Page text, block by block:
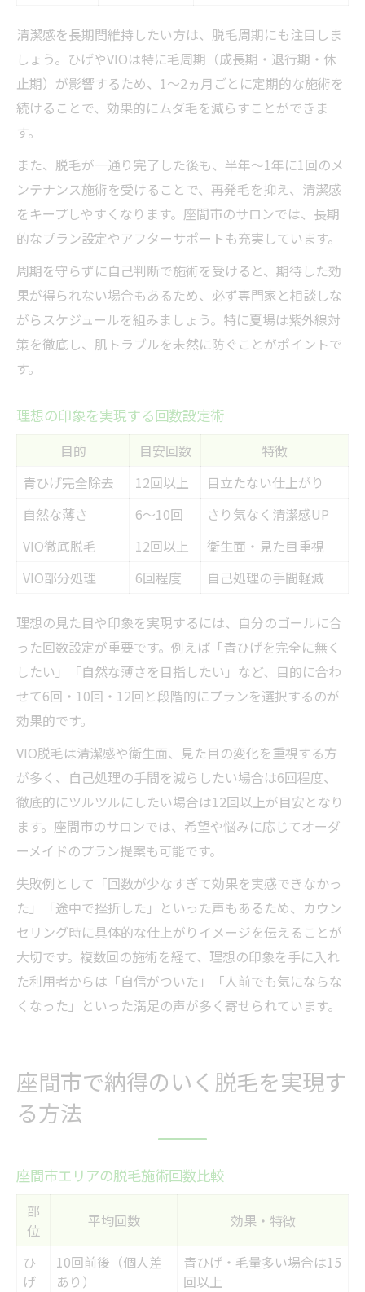
清潔感を長期間維持したい方は、脱毛周期にも注目しま
しょう。ひげやVIOは特に毛周期（成長期・退行期・休
止期）が影響するため、1～2ヵ月ごとに定期的な施術を
続けることで、効果的にムダ毛を減らすことができま
す。
また、脱毛が一通り完了した後も、半年～1年に1回のメ
ンテナンス施術を受けることで、再発毛を抑え、清潔感
をキープしやすくなります。座間市のサロンでは、長期
的なプラン設定やアフターサポートも充実しています。
周期を守らずに自己判断で施術を受けると、期待した効
果が得られない場合もあるため、必ず専門家と相談しな
がらスケジュールを組みましょう。特に夏場は紫外線対
策を徹底し、肌トラブルを未然に防ぐことがポイントで
す。
理想の印象を実現する回数設定術
目的 目安回数
特徴
青ひげ完全除去
12回以上
目立たない仕上がり
自然な薄さ
6～10回
さり気なく清潔感UP
VIO徹底脱毛
12回以上
衛生面・見た目重視
VIO部分処理
6回程度 自己処理の手間軽減
理想の見た目や印象を実現するには、自分のゴールに合
った回数設定が重要です。例えば「青ひげを完全に無く
したい」「自然な薄さを目指したい」など、目的に合わ
せて6回・10回・12回と段階的にプランを選択するのが
効果的です。
VIO脱毛は清潔感や衛生面、見た目の変化を重視する方
が多く、自己処理の手間を減らしたい場合は6回程度、
徹底的にツルツルにしたい場合は12回以上が目安となり
ます。座間市のサロンでは、希望や悩みに応じてオーダ
ーメイドのプラン提案も可能です。
失敗例として「回数が少なすぎて効果を実感できなかっ
た」「途中で挫折した」といった声もあるため、カウン
セリング時に具体的な仕上がりイメージを伝えることが
大切です。複数回の施術を経て、理想の印象を手に入れ
た利用者からは「自信がついた」「人前でも気にならな
くなった」といった満足の声が多く寄せられています。
座間市で納得のいく脱毛を実現す
る方法
座間市エリアの脱毛施術回数比較
部
位
平均回数 効果・特徴
ひ
げ
10回前後（個人差
あり）
青ひげ・毛量多い場合は15
回以上